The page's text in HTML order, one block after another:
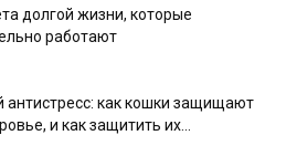
долгой жизни, которые
работают
антистресс: как кошки защищают
и как защитить их...